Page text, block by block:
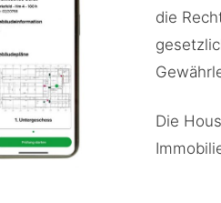
die
Die